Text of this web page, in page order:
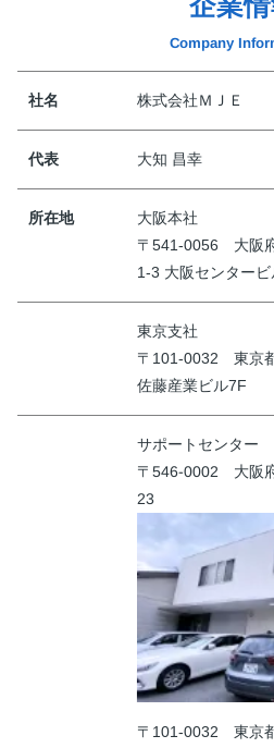
企業
Company
社名 株式会社ＭＪＥ
代表 大知 昌幸
所在地
大阪本社
〒541-0056 大阪
1-3 大阪センタービ
東京支社
〒101-0032 東京
佐藤産業ビル7F
サポートセンター
〒546-0002 大阪
23
〒101-0032 東京